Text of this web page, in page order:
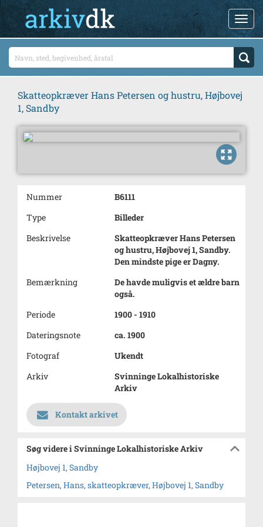
Skatteopkræver Hans Petersen og hustru, Højbovej
1, Sandby
Nummer
B6111
Type
Billeder
Beskrivelse
Skatteopkræver Hans Petersen
og hustru, Højbovej 1, Sandby.
Den mindste pige er Dagny.
Bemærkning
De havde muligvis et ældre barn
også.
Periode
1900 - 1910
Dateringsnote
ca. 1900
Fotograf
Ukendt
Arkiv
Svinninge Lokalhistoriske
Arkiv
Kontakt arkivet
Søg videre i Svinninge Lokalhistoriske Arkiv
Højbovej 1, Sandby
Petersen, Hans, skatteopkræver, Højbovej 1, Sandby